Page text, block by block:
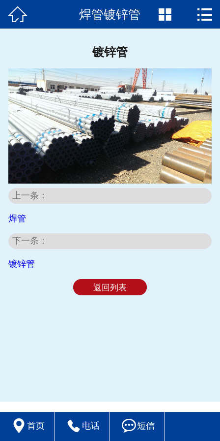
首页
新闻动态
加工中心
行业应用
钢材知识
在线留言
 焊管镀锌管  
镀锌管
上一条：
焊管
下一条：
镀锌管
返回列表
 首页  电话 短信